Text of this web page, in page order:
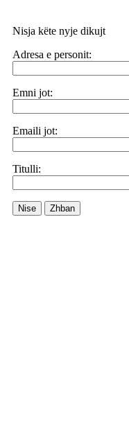
Nisja këte nyje dikujt
Adresa e personit:
Emni jot:
Emaili jot:
Titulli:
Nise Zhban